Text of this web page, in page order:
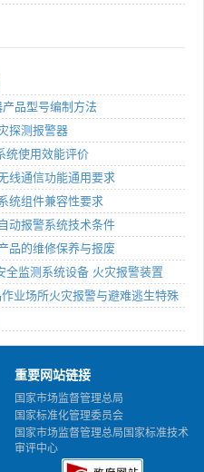
品型号编制方法
探测报警器
统使用效能评价
线通信功能通用要求
统组件兼容性要求
动报警系统技术条件
品的维修保养与报废
全监测系统设备 火灾报警装置
业场所火灾报警与避难逃生特殊
重要网站链接
国家市场监督管理总局
国家标准化管理委员会
国家市场监督管理总局国家标准技术
审评中心